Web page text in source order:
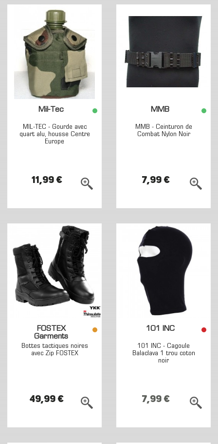
Mil-Tec
MIL-TEC - Gourde avec
quart alu, housse Centre
Europe
11,99 €
MMB
MMB - Ceinturon de
Combat Nylon Noir
7,99 €
FOSTEX
Garments
Bottes tactiques noires
avec Zip FOSTEX
49,99 €
101 INC
101 INC - Cagoule
Balaclava 1 trou coton
noir
7,99 €